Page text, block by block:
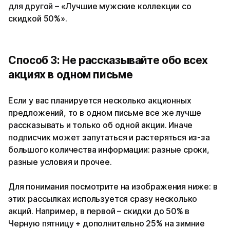
для другой – «Лучшие мужские коллекции со
скидкой 50%».
Способ 3: Не рассказывайте обо всех
акциях в одном письме
Если у вас планируется несколько акционных
предложений, то в одном письме все же лучше
рассказывать и только об одной акции. Иначе
подписчик может запутаться и растеряться из-за
большого количества информации: разные сроки,
разные условия и прочее.
Для понимания посмотрите на изображения ниже: в
этих рассылках используется сразу несколько
акций. Например, в первой – скидки до 50% в
Черную пятницу + дополнительно 25% на зимние